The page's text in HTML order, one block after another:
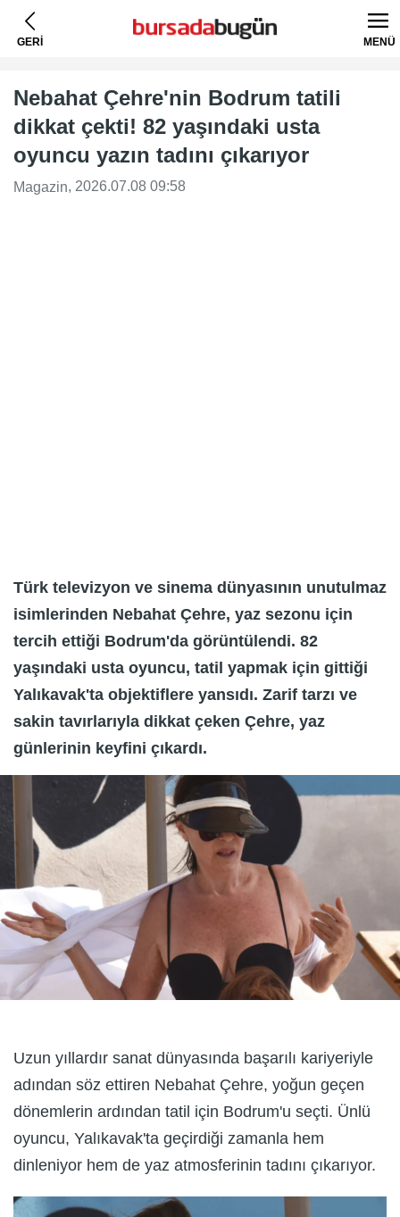
GERİ MENÜ
Nebahat Çehre'nin Bodrum tatili
dikkat çekti! 82 yaşındaki usta
oyuncu yazın tadını çıkarıyor
Magazin, 2026.07.08 09:58
Türk televizyon ve sinema dünyasının unutulmaz
isimlerinden Nebahat Çehre, yaz sezonu için
tercih ettiği Bodrum'da görüntülendi. 82
yaşındaki usta oyuncu, tatil yapmak için gittiği
Yalıkavak'ta objektiflere yansıdı. Zarif tarzı ve
sakin tavırlarıyla dikkat çeken Çehre, yaz
günlerinin keyfini çıkardı.
Uzun yıllardır sanat dünyasında başarılı kariyeriyle
adından söz ettiren Nebahat Çehre, yoğun geçen
dönemlerin ardından tatil için Bodrum'u seçti. Ünlü
oyuncu, Yalıkavak'ta geçirdiği zamanla hem
dinleniyor hem de yaz atmosferinin tadını çıkarıyor.